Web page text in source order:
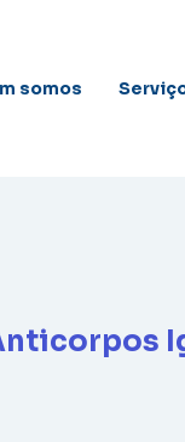
somos